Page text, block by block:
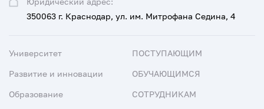
350063 г. Краснодар, ул. им. Митрофана Седина, 4
Университет
Развитие и инновации
Образование
ПОСТУПАЮЩИМ
ОБУЧАЮЩИМСЯ
СОТРУДНИКАМ